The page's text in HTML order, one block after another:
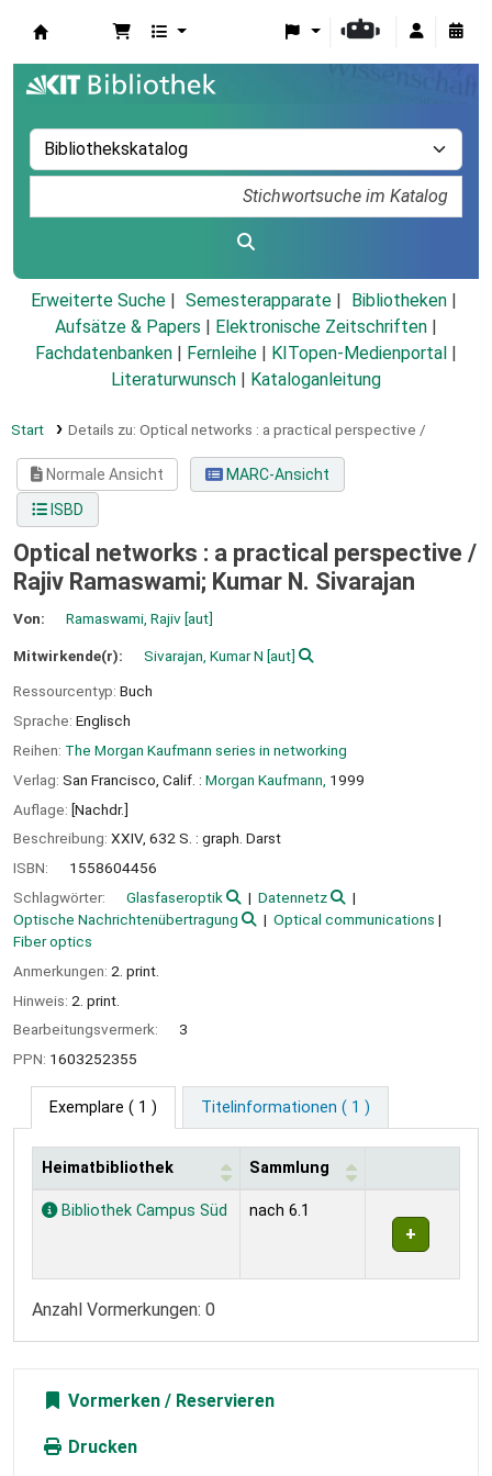
Erweiterte Suche Semesterapparate
Bibliotheken
Aufsätze & Papers
Elektronische Zeitschriften
Fachdatenbanken
Fernleihe KITopen-Medienportal
Literaturwunsch
Kataloganleitung
Start Details zu: Optical networks : a practical perspective /
Normale Ansicht
MARC-Ansicht
ISBD
Optical networks : a practical perspective /
Rajiv Ramaswami; Kumar N. Sivarajan
Von: Ramaswami, Rajiv[aut]
Mitwirkende(r): Sivarajan, Kumar N [aut]
Ressourcentyp: Buch
Sprache: Englisch
Reihen: The Morgan Kaufmann series in networking
Verlag: San Francisco, Calif. : Morgan Kaufmann, 1999
Auflage: [Nachdr.]
Beschreibung: XXIV, 632 S. : graph. Darst
ISBN:
1558604456
Schlagwörter:
Glasfaseroptik
Datennetz
Optische Nachrichtenübertragung
Optical communications
Fiber optics
Anmerkungen: 2. print.
Hinweis: 2. print.
Bearbeitungsvermerk:
3
PPN: 1603252355
Exemplare ( 1 ) Titelinformationen ( 1 )
Exemplare
Heimatbibliothek Sammlung
Bibliothek Campus Süd nach 6.1
Anzahl Vormerkungen: 0
Vormerken
Drucken